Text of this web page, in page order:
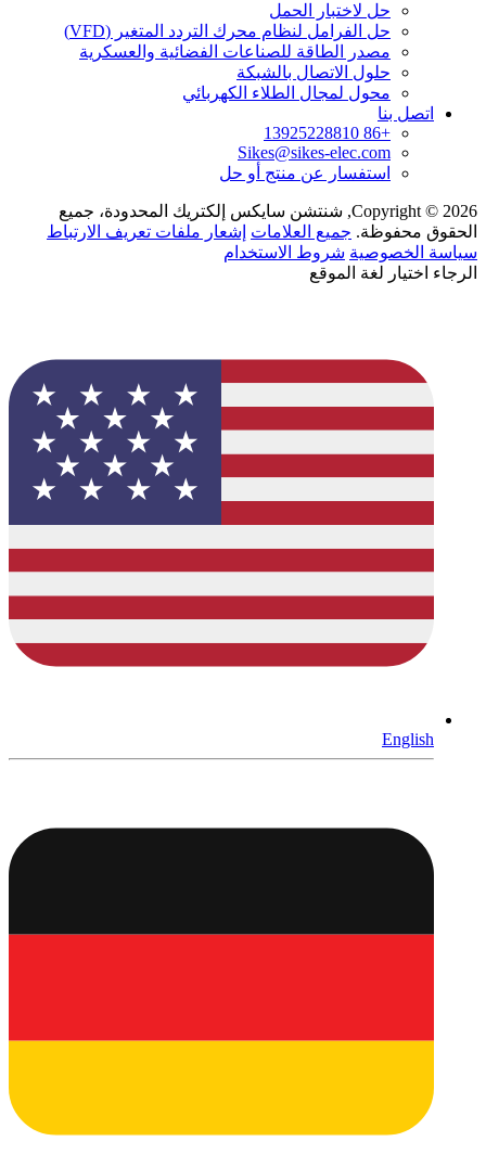
حل لاختبار الحمل
حل الفرامل لنظام محرك التردد المتغير (VFD)
مصدر الطاقة للصناعات الفضائية والعسكرية
حلول الاتصال بالشبكة
محول لمجال الطلاء الكهربائي
اتصل بنا
+86 13925228810
Sikes@sikes-elec.com
استفسار عن منتج أو حل
Copyright © 2026, شنتشن سايكس إلكتريك المحدودة، جميع
الحقوق محفوظة. جميع العلامات إشعار ملفات تعريف الارتباط
سياسة الخصوصية شروط الاستخدام
الرجاء اختيار لغة الموقع
English